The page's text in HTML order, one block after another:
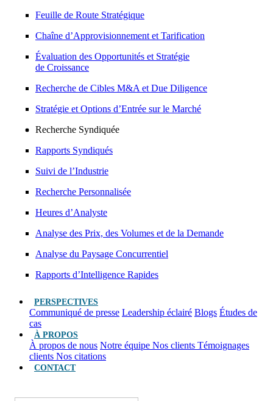
Feuille de Route Stratégique
Chaîne d’Approvisionnement et Tarification
Évaluation des Opportunités et Stratégie
de Croissance
Recherche de Cibles M&A et Due Diligence
Stratégie et Options d’Entrée sur le Marché
Recherche Syndiquée
Rapports Syndiqués
Suivi de l’Industrie
Recherche Personnalisée
Heures d’Analyste
Analyse des Prix, des Volumes et de la Demande
Analyse du Paysage Concurrentiel
Rapports d’Intelligence Rapides
PERSPECTIVES
Communiqué de presse Leadership éclairé Blogs Études de
cas
À PROPOS
À propos de nous Notre équipe Nos clients Témoignages
clients Nos citations
CONTACT